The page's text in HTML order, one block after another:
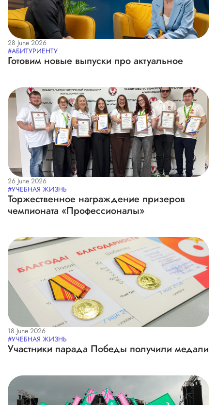
28 June 2026
#АБИТУРИЕНТУ
Готовим новые выпуски про актуальное
26 June 2026
#УЧЕБНАЯ ЖИЗНЬ
Торжественное награждение призеров
чемпионата «Профессионалы»
18 June 2026
#УЧЕБНАЯ ЖИЗНЬ
Участники парада Победы получили медали